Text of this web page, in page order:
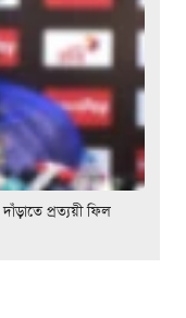
প্রত্যয়ী ফিল